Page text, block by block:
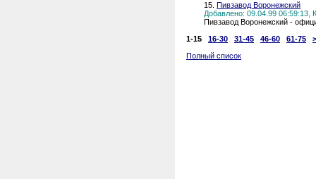
15. Пивзавод Воронежский
Добавлено: 09.04.99 06:59:13,
Пивзавод Воронежский -
1-15
16-30 31-45 46-60 61-75
Полный список